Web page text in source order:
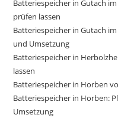
Batteriespeicher in Gutach
prüfen lassen
Batteriespeicher in Gutach
und Umsetzung
Batteriespeicher in
lassen
Batteriespeicher in Horben
Batteriespeicher in Horben:
Umsetzung